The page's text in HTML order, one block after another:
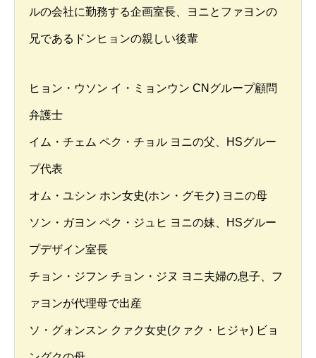
ルの会社に勤務する企画室長、ヨニとファヨンの
兄であるドンヒョンの親しい後輩
ヒョン・ウソン イ・ミョンウン CNグループ顧問
弁護士
イム・チェム ペク・チョル ヨニの父、HSグルー
プ代表
オム・ユシン ホン女史(ホン・グモク) ヨニの母
ソン・ガヨン ペク・ジュヒ ヨニの妹、HSグルー
プデザイン室長
チョン・ジフン チョン・ジヌ ヨニ夫婦の息子、フ
ァヨンが代理母で出産
ソ・グォンスン クァク女史(クァク・ヒジャ) ビョ